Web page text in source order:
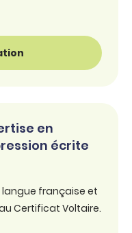
en
écrite
langue française et
Certificat Voltaire.